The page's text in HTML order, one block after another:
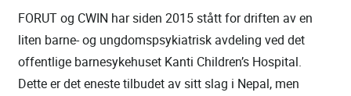
FORUT og CWIN har siden 2015 stått for driften av en
liten barne- og ungdomspsykiatrisk avdeling ved det
offentlige barnesykehuset Kanti Children’s Hospital.
Dette er det eneste tilbudet av sitt slag i Nepal, men